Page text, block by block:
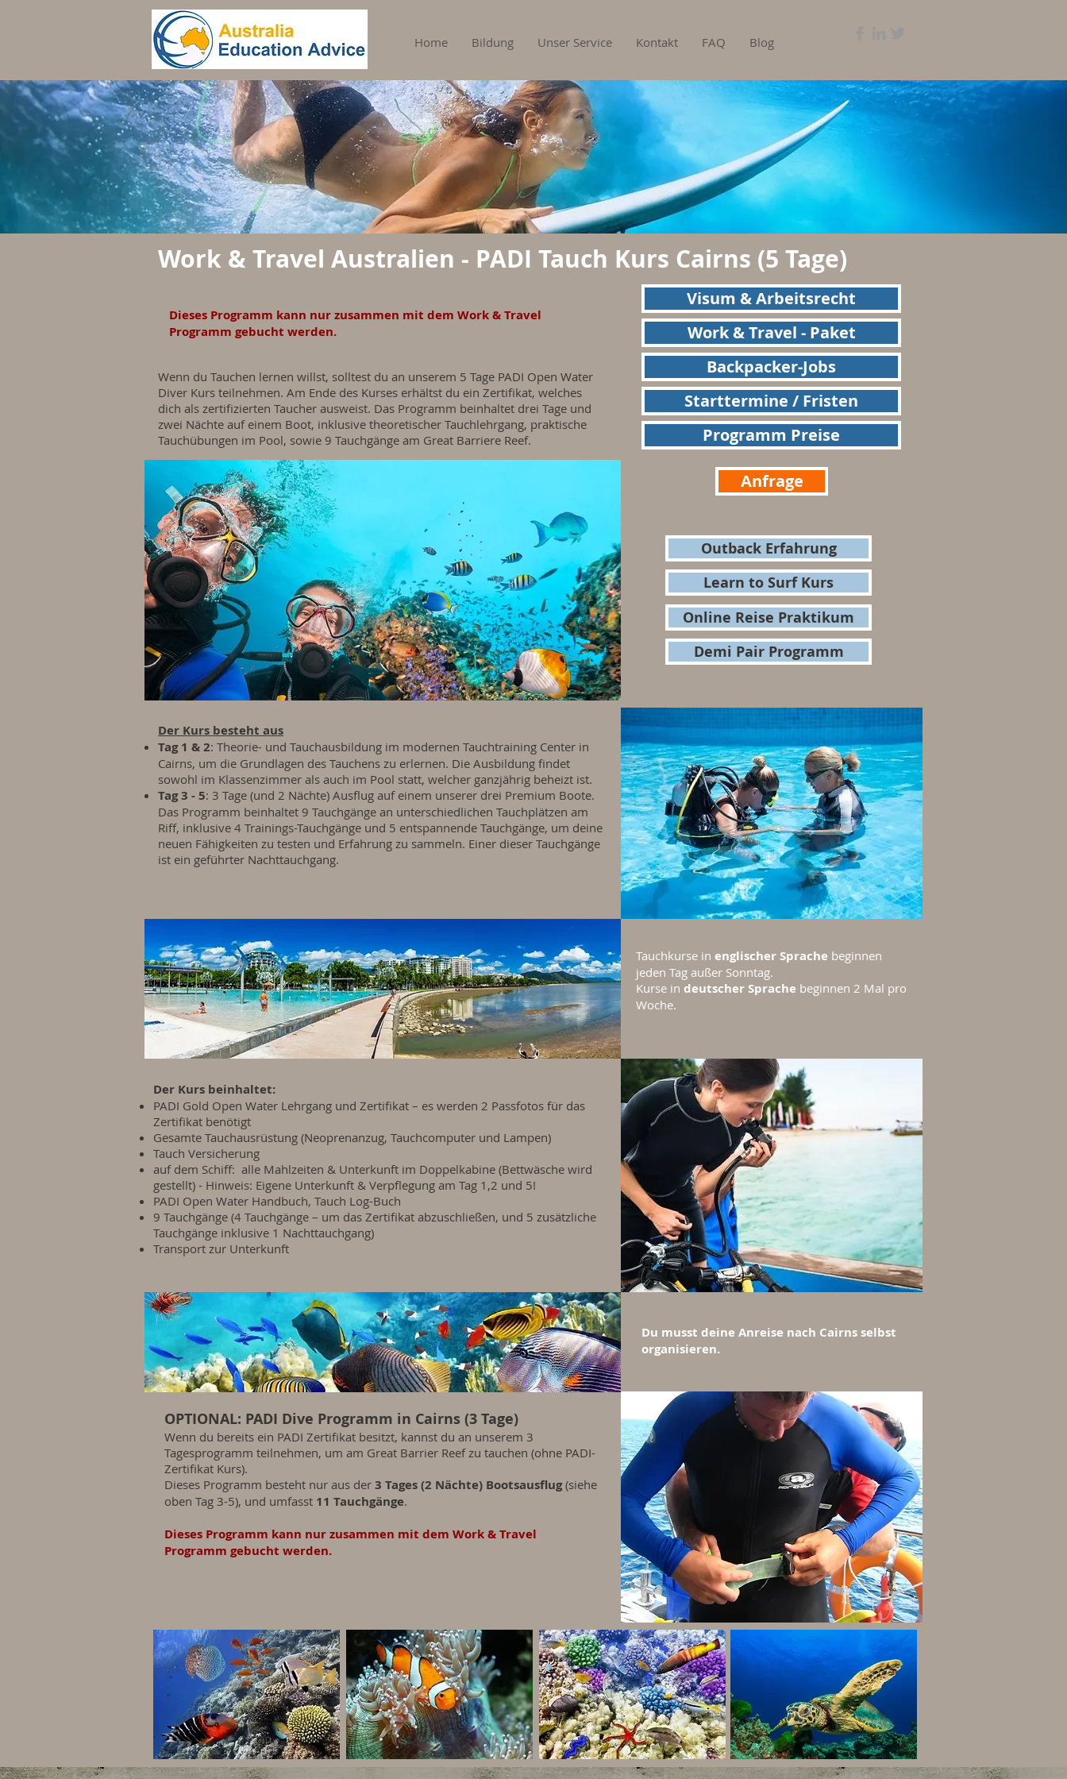
Home Bildung Unser Service Kontakt FAQ Blog
Work & Travel Australien - PADI Tauch Kurs Cairns (5 Tage)
Dieses Programm kann nur zusammen mit dem Work & Travel
Programm gebucht werden.
Wenn du Tauchen lernen willst, solltest du an unserem 5 Tage PADI Open Water
Diver Kurs teilnehmen. Am Ende des Kurses erhältst du ein Zertifikat, welches
dich als zertifizierten Taucher ausweist. Das Programm beinhaltet drei Tage und
zwei Nächte auf einem Boot, inklusive theoretischer Tauchlehrgang, praktische
Tauchübungen im Pool, sowie 9 Tauchgänge am Great Barriere Reef.
Der Kurs besteht aus
Tag 1 & 2: Theorie- und Tauchausbildung im modernen Tauchtraining Center in
Cairns, um die Grundlagen des Tauchens zu erlernen. Die Ausbildung findet
sowohl im Klassenzimmer als auch im Pool statt, welcher ganzjährig beheizt ist.
Tag 3 - 5: 3 Tage (und 2 Nächte) Ausflug auf einem unserer drei Premium Boote.
Das Programm beinhaltet 9 Tauchgänge an unterschiedlichen Tauchplätzen am
Riff, inklusive 4 Trainings-Tauchgänge und 5 entspannende Tauchgänge, um deine
neuen Fähigkeiten zu testen und Erfahrung zu sammeln. Einer dieser Tauchgänge
ist ein geführter Nachttauchgang.
Der Kurs beinhaltet:
PADI Gold Open Water Lehrgang und Zertifikat – es werden 2 Passfotos für das
Zertifikat benötigt
Gesamte Tauchausrüstung (Neoprenanzug, Tauchcomputer und Lampen)
Tauch Versicherung
auf dem Schiff: alle Mahlzeiten & Unterkunft im Doppelkabine (Bettwäsche wird
gestellt) - Hinweis: Eigene Unterkunft & Verpflegung am Tag 1,2 und 5!
PADI Open Water Handbuch, Tauch Log-Buch
9 Tauchgänge (4 Tauchgänge – um das Zertifikat abzuschließen, und 5 zusätzliche
Tauchgänge inklusive 1 Nachttauchgang)
Transport zur Unterkunft
OPTIONAL: PADI Dive Programm in Cairns (3 Tage)
Wenn du bereits ein PADI Zertifikat besitzt, kannst du an unserem 3
Tagesprogramm teilnehmen, um am Great Barrier Reef zu tauchen (ohne PADI-
Zertifikat Kurs).
Dieses Programm besteht nur aus der 3 Tages (2 Nächte) Bootsausflug(siehe
oben Tag 3-5), und umfasst 11 Tauchgänge.
Dieses Programm kann nur zusammen mit dem Work & Travel
Programm gebucht werden.
Visum & Arbeitsrecht
Work & Travel - Paket
Backpacker-Jobs
Starttermine / Fristen
Programm Preise
Anfrage
Outback Erfahrung
Learn to Surf Kurs
Online Reise Praktikum
Demi Pair Programm
Tauchkurse in englischer Sprache beginnen
jeden Tag außer Sonntag.
Kurse in deutscher Sprache beginnen 2 Mal pro
Woche.
Du musst deine Anreise nach Cairns selbst
organisieren.